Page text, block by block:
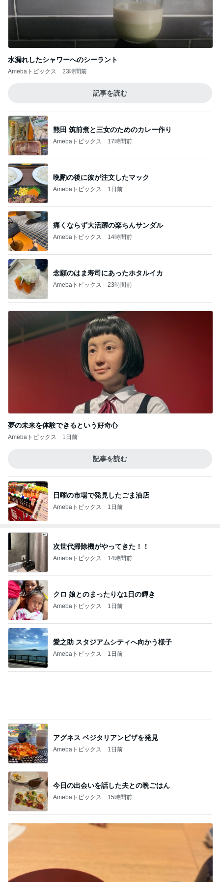
水漏れしたシャワーへのシーラント
Amebaトピックス 23時間前
記事を読む
熊田 筑前煮と三女のためのカレー作り
Amebaトピックス 17時間前
晩酌の後に彼が注文したマック
Amebaトピックス 1日前
痛くならず大活躍の楽ちんサンダル
Amebaトピックス 14時間前
念願のはま寿司にあったホタルイカ
Amebaトピックス 23時間前
夢の未来を体験できるという好奇心
Amebaトピックス 1日前
記事を読む
日曜の市場で発見したごま油店
Amebaトピックス 1日前
次世代掃除機がやってきた！！
Amebaトピックス 14時間前
クロ 娘とのまったりな1日の輝き
Amebaトピックス 1日前
愛之助 スタジアムシティへ向かう様子
Amebaトピックス 1日前
今日の出会いを話した夫との晩ごはん
Amebaトピックス 15時間前